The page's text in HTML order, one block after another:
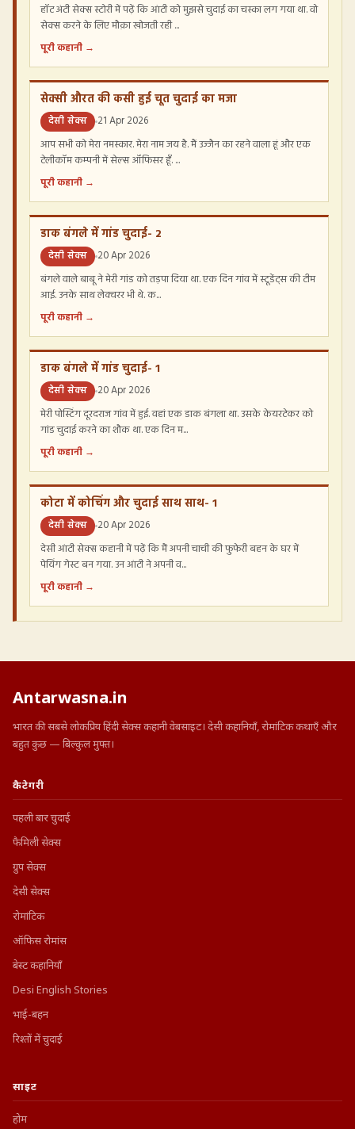
हॉट अंटी सेक्स स्टोरी में पढ़ें कि आंटी को मुझसे चुदाई का चस्का लग गया था. वो
सेक्स करने के लिए मौक़ा खोजती रही ...
पूरी कहानी →
सेक्सी औरत की कसी हुई चूत चुदाई का मजा
देसी सेक्स 21 Apr 2026
आप सभी को मेरा नमस्कार. मेरा नाम जय है. मैं उज्जैन का रहने वाला हूं और एक
टेलीकॉम कम्पनी में सेल्स ऑफिसर हूँ. ...
पूरी कहानी →
डाक बंगले में गांड चुदाई- 2
देसी सेक्स 20 Apr 2026
बंगले वाले बाबू ने मेरी गांड को तड़पा दिया था. एक दिन गांव में स्टूडेंट्स की टीम
आई. उनके साथ लेक्चरर भी थे. क...
पूरी कहानी →
डाक बंगले में गांड चुदाई- 1
देसी सेक्स 20 Apr 2026
मेरी पोस्टिंग दूरदराज गांव में हुई. वहां एक डाक बंगला था. उसके केयरटेकर को
गांड चुदाई करने का शौक था. एक दिन म...
पूरी कहानी →
कोटा में कोचिंग और चुदाई साथ साथ- 1
देसी सेक्स 20 Apr 2026
देसी आंटी सेक्स कहानी में पढ़ें कि मैं अपनी चाची की फुफेरी बहन के घर में
पेयिंग गेस्ट बन गया. उन आंटी ने अपनी व...
पूरी कहानी →
Antarwasna.in
भारत की सबसे लोकप्रिय हिंदी सेक्स कहानी वेबसाइट। देसी कहानियाँ, रोमांटिक कथाएँ और
बहुत कुछ — बिल्कुल मुफ्त।
कैटेगरी
पहली बार चुदाई
फैमिली सेक्स
ग्रुप सेक्स
देसी सेक्स
रोमांटिक
ऑफिस रोमांस
बेस्ट कहानियाँ
Desi English Stories
भाई-बहन
रिश्तों में चुदाई
साइट
होम